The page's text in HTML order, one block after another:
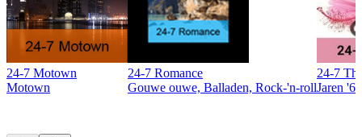
24-7 Motown
Motown
24-7 Romance
Gouwe ouwe, Balladen, Rock-'n-roll
24-7
Jaren '60